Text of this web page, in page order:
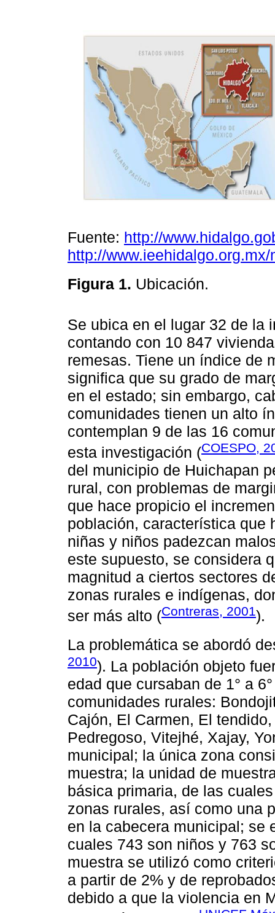
Fuente: http://
http://
Figura 1. Ubicación.
Se ubica en el lugar 32 de la
contando con 10 847
remesas. Tiene un índice de
significa que su grado de
en el estado; sin embargo,
comunidades tienen un alto
contemplan 9 de las 16
esta investigación (COESPO,
del municipio de Huichapan
rural, con problemas de
que hace propicio el
población, característica que
niñas y niños padezcan
este supuesto, se considera
magnitud a ciertos sectores
zonas rurales e indígenas,
ser más alto (Contreras, 2001).
La problemática se abordó
2010). La población objeto
edad que cursaban de 1° a
comunidades rurales:
Cajón, El Carmen, El
Pedregoso, Vitejhé, Xajay,
municipal; la única zona
muestra; la unidad de
básica primaria, de las
zonas rurales, así como una
en la cabecera municipal; se
cuales 743 son niños y 763
muestra se utilizó como
a partir de 2% y de
debido a que la violencia en